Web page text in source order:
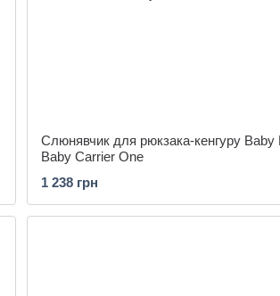
Слюнявчик для рюкзака-кенгуру Baby
Baby Carrier One
1 238 грн